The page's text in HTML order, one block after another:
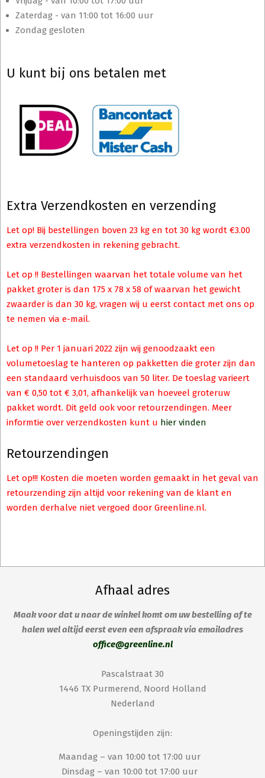
Zaterdag - van 11:00 tot 16:00 uur
Zondag gesloten
U kunt bij ons betalen met
Extra Verzendkosten en verzending
Let op! Bij bestellingen boven 23 kg en tot 30 kg wordt €3.00
extra verzendkosten in rekening gebracht.
Let op !! Bestellingen waarvan het totale volume van het
pakket groter is dan 175 x 78 x 58 of waarvan het gewicht
zwaarder is dan 30 kg, vragen wij u eerst contact met ons op
te nemen via e-mail.
Let op !! Per 1 januari 2022 zijn wij genoodzaakt een
volumetoeslag te hanteren op pakketten die groter zijn dan
een standaard verhuisdoos van 50 liter. De toeslag varieert
van € 0,50 tot € 3,01, afhankelijk van hoeveel groteruw
pakket wordt. Dit geld ook voor retourzendingen. Meer
informtie over verzendkosten kunt u hier vinden
Retourzendingen
Let op!!! Kosten die moeten worden gemaakt in het geval van
retourzending zijn altijd voor rekening van de klant en
worden derhalve niet vergoed door Greenline.nl.
Afhaal adres
Maak voor dat u naar de winkel komt om uw bestelling af te
halen wel altijd eerst even een afspraak via emailadres
office@greenline.nl
Pascalstraat 30
1446 TX Purmerend, Noord Holland
Nederland
Openingstijden zijn:
Maandag – van 10:00 tot 17:00 uur
Dinsdag – van 10:00 tot 17:00 uur